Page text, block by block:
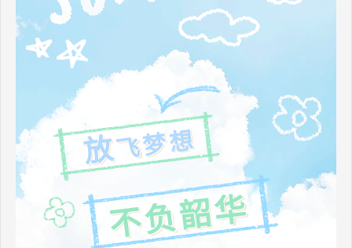
放飞梦想
不负韶华